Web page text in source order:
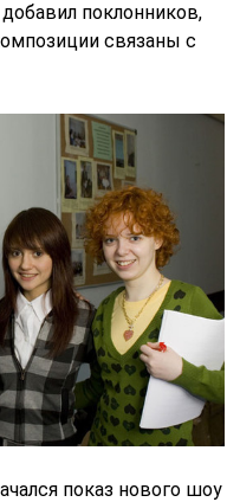
поклонников,
связаны с
показ нового шоу